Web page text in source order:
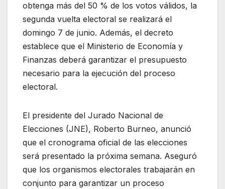
obtenga más del 50 % de los votos válidos, la
segunda vuelta electoral se realizará el
domingo 7 de junio. Además, el decreto
establece que el Ministerio de Economía y
Finanzas deberá garantizar el presupuesto
necesario para la ejecución del proceso
electoral.
El presidente del Jurado Nacional de
Elecciones (JNE), Roberto Burneo, anunció
que el cronograma oficial de las elecciones
será presentado la próxima semana. Aseguró
que los organismos electorales trabajarán en
conjunto para garantizar un proceso